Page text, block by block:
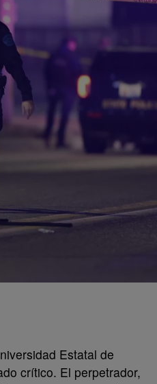
Estatal de
crítico. El perpetrador,